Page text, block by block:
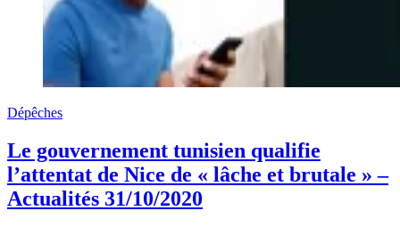
Dépêches
Le gouvernement tunisien qualifie
l’attentat de Nice de « lâche et brutale » –
Actualités 31/10/2020